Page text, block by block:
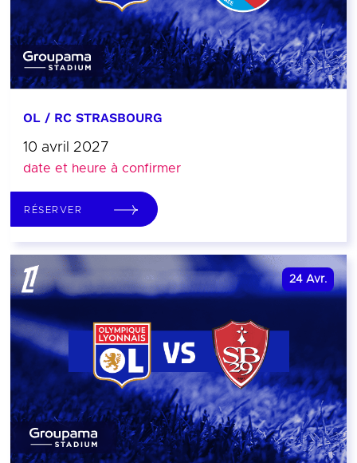
OL / RC STRASBOURG
10 avril 2027
date et heure à confirmer
RÉSERVER
24 Avr.